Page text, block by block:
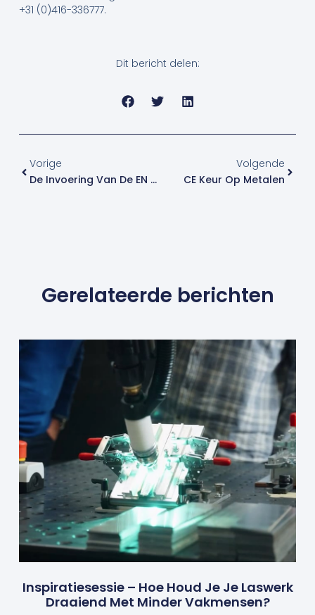
+31 (0)416-336777.
Dit bericht delen:
Vorige
De Invoering Van De EN 1090 Komt Eraan!
Volgende
CE Keur Op Metalen
Gerelateerde berichten
Inspiratiesessie – Hoe Houd Je Je Laswerk
Draaiend Met Minder Vakmensen?